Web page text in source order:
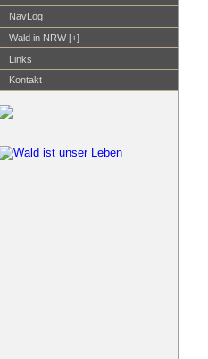
NavLog
Wald in NRW [+]
Links
Kontakt